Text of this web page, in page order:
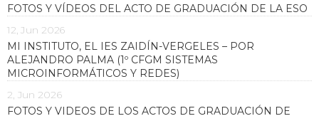
FOTOS Y VÍDEOS DEL ACTO DE GRADUACIÓN DE LA ESO
12, Jun 2026
MI INSTITUTO, EL IES ZAIDÍN-VERGELES – POR
ALEJANDRO PALMA (1º CFGM SISTEMAS
MICROINFORMÁTICOS Y REDES)
2, Jun 2026
FOTOS Y VIDEOS DE LOS ACTOS DE GRADUACIÓN DE